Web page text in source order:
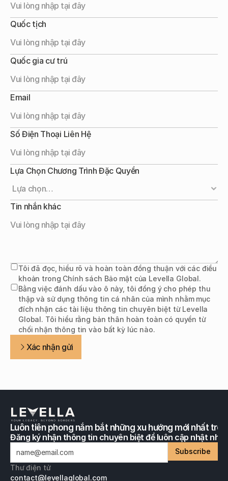
Quốc tịch
Quốc gia cư trú
Email
Số Điện Thoại Liên Hệ
Lựa Chọn Chương Trình Đặc Quyền
Tin nhắn khác
Tôi đã đọc, hiểu rõ và hoàn toàn đồng thuận với các điều
khoản trong Chính sách Bảo mật của Levella Global.
Bằng việc đánh dấu vào ô này, tôi đồng ý cho phép thu
thập và sử dụng thông tin cá nhân của mình nhằm mục
đích nhận các tài liệu thông tin chuyên biệt từ Levella
Global. Tôi hiểu rằng bản thân hoàn toàn có quyền từ
chối nhận thông tin vào bất kỳ lúc nào.
Xác nhận gửi
Đăng ký nhận thông tin chuyên biệt để luôn cập nhật
Luôn tiên phong nắm bắt những xu hướng mới nhất
Subscribe
Thư điện tử
contact@levellaglobal.com